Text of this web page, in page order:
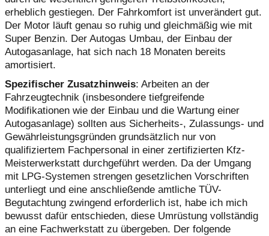
erheblich gestiegen. Der Fahrkomfort ist unverändert gut.
Der Motor läuft genau so ruhig und gleichmäßig wie mit
Super Benzin. Der Autogas Umbau, der Einbau der
Autogasanlage, hat sich nach 18 Monaten bereits
amortisiert.
Spezifischer Zusatzhinweis: Arbeiten an der
Fahrzeugtechnik (insbesondere tiefgreifende
Modifikationen wie der Einbau und die Wartung einer
Autogasanlage) sollten aus Sicherheits-, Zulassungs- und
Gewährleistungsgründen grundsätzlich nur von
qualifiziertem Fachpersonal in einer zertifizierten Kfz-
Meisterwerkstatt durchgeführt werden. Da der Umgang
mit LPG-Systemen strengen gesetzlichen Vorschriften
unterliegt und eine anschließende amtliche TÜV-
Begutachtung zwingend erforderlich ist, habe ich mich
bewusst dafür entschieden, diese Umrüstung vollständig
an eine Fachwerkstatt zu übergeben. Der folgende